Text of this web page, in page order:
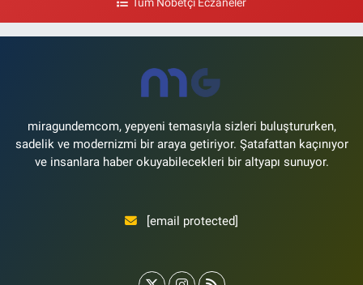
Yol Tarifi Al
Şenlikköy Mahallesi Harman Sokak 43 4B Flyinn Avm yaya girişi karşısı,
Tüm Nöbetçi Eczaneler
miragundemcom, yepyeni temasıyla sizleri buluştururken,
sadelik ve modernizmi bir araya getiriyor. Şatafattan kaçınıyor
ve insanlara haber okuyabilecekleri bir altyapı sunuyor.
[email protected]